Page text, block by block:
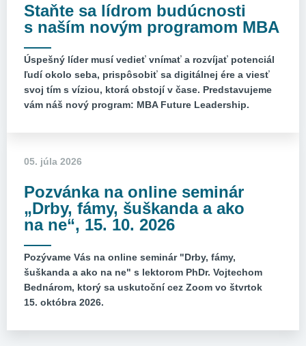
Staňte sa lídrom budúcnosti
s naším novým programom MBA
Úspešný líder musí vedieť vnímať a rozvíjať potenciál
ľudí okolo seba, prispôsobiť sa digitálnej ére a viesť
svoj tím s víziou, ktorá obstojí v čase. Predstavujeme
vám náš nový program: MBA Future Leadership.
Pozvánka na online seminár
„Drby, fámy, šuškanda a ako
na ne“, 15. 10. 2026
Pozývame Vás na online seminár "Drby, fámy,
šuškanda a ako na ne" s lektorom PhDr. Vojtechom
Bednárom, ktorý sa uskutoční cez Zoom vo štvrtok
15. októbra 2026.
05. júla 2026